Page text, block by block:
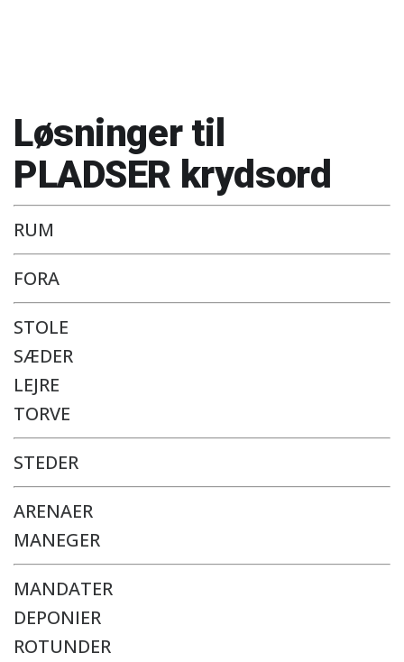
Løsninger til
PLADSER krydsord
RUM
FORA
STOLE
SÆDER
LEJRE
TORVE
STEDER
ARENAER
MANEGER
MANDATER
DEPONIER
ROTUNDER